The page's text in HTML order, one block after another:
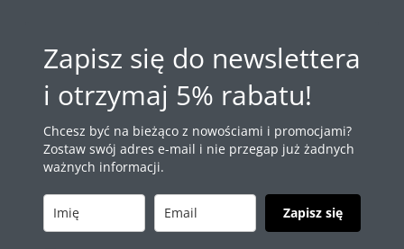
Zapisz się do newslettera
i otrzymaj 5% rabatu!
Chcesz być na bieżąco z nowościami i promocjami?
Zostaw swój adres e-mail i nie przegap już żadnych
ważnych informacji.
Zapisz się